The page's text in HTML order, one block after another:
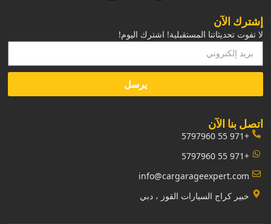
إشترك الآن
لا تفوت تحديثاتنا المستقبلية! اشترك اليوم!
يرسل
‏اتصل بنا الآن‏
+971 55 5797960
+971 55 5797960
info@cargarageexpert.com
‏خبير كراج السيارات القوز ، دبي‏